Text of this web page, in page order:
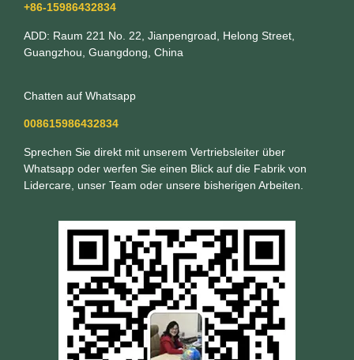
+86-15986432834
ADD: Raum 221 No. 22, Jianpengroad, Helong Street,
Guangzhou, Guangdong, China
Chatten auf Whatsapp
008615986432834
Sprechen Sie direkt mit unserem Vertriebsleiter über
Whatsapp oder werfen Sie einen Blick auf die Fabrik von
Lidercare, unser Team oder unsere bisherigen Arbeiten.